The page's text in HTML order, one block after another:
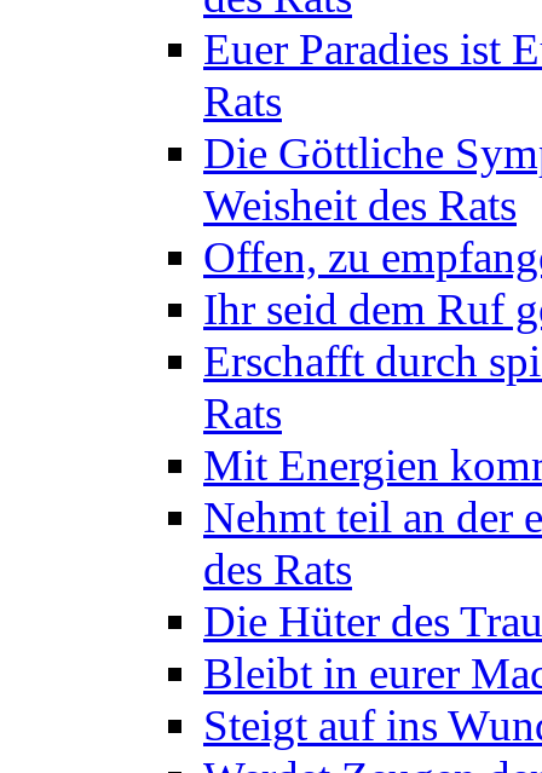
Euer Paradies ist
Rats
Die Göttliche
Weisheit des Rats
Offen, zu
Ihr seid dem Ruf
Erschafft durch
Rats
Mit Energien
Nehmt teil an der
des Rats
Die Hüter des
Bleibt in eurer
Steigt auf ins